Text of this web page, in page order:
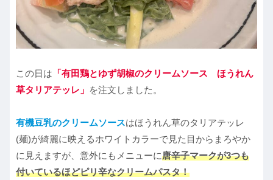
この日は 「有田鶏とゆず胡椒のクリームソース ほうれん
草タリアテッレ 」 を注文しました。
有機豆乳のクリームソースはほうれん草のタリアテッレ
(麺)が綺麗に映えるホワイトカラーで見た目からまろやか
に見えますが、意外にもメニューに唐辛子マークが3つも
付いているほどピリ辛なクリームパスタ！